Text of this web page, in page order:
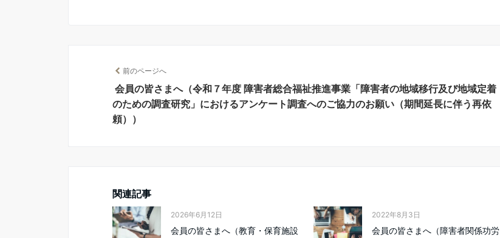
前のページへ
会員の皆さまへ（令和７年度 障害者総合福祉推進事業「障害者の地域移行及び地域定着
のための調査研究」におけるアンケート調査へのご協力のお願い（期間延長に伴う再依
頼））
関連記事
2026年6月12日
会員の皆さまへ（教育・保育施設
2022年8月3日
会員の皆さまへ（障害者関係功労